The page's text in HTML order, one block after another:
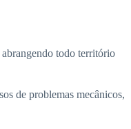
todo território
de problemas mecânicos,